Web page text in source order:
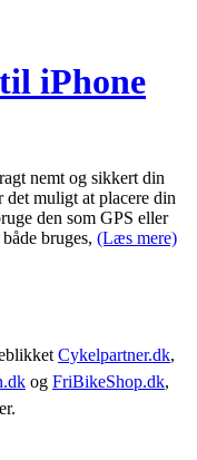
iPhone
nemt og sikkert din
det muligt at placere din
den som GPS eller
bruges, (Læs mere)
Cykelpartner.dk,
og FriBikeShop.dk,